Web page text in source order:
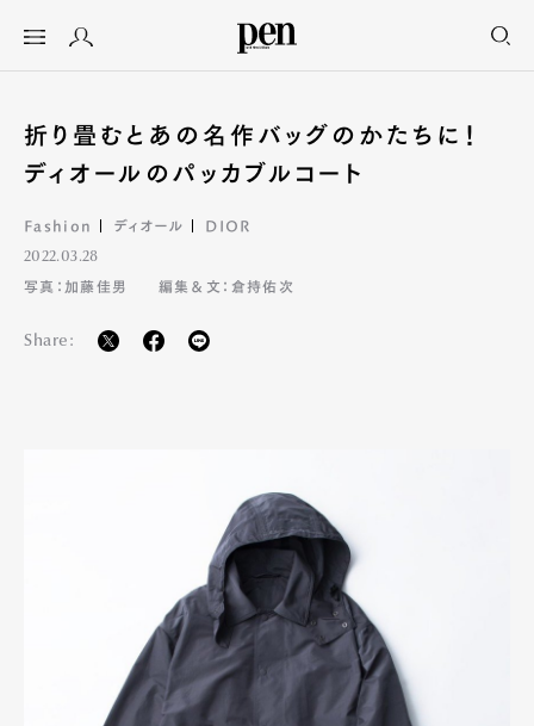
折り畳むとあの名作バッグのかたちに！
ディオールのパッカブルコート
Fashion ディオール DIOR
2022.03.28
写真：加藤佳男
編集＆文：倉持佑次
Share: